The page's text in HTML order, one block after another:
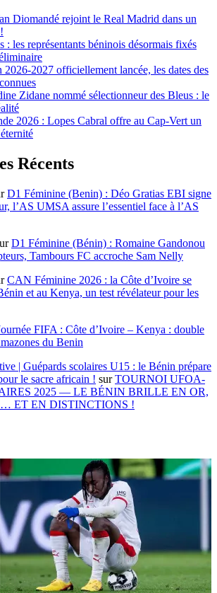
Diomandé rejoint le Real Madrid dans un
: les représentants béninois désormais fixés
2026-2027 officiellement lancée, les dates des
Zidane nommé sélectionneur des Bleus : le
2026 : Lopes Cabral offre au Cap-Vert un
Récents
D1 Féminine (Benin) : Déo Gratias EBI signe
l’AS UMSA assure l’essentiel face à l’AS
D1 Féminine (Bénin) : Romaine Gandonou
Tambours FC accroche Sam Nelly
CAN Féminine 2026 : la Côte d’Ivoire se
et au Kenya, un test révélateur pour les
FIFA : Côte d’Ivoire – Kenya : double
du Benin
| Guépards scolaires U15 : le Bénin prépare
le sacre africain ! surTOURNOI UFOA-
2025 — LE BÉNIN BRILLE EN OR,
ET EN DISTINCTIONS !